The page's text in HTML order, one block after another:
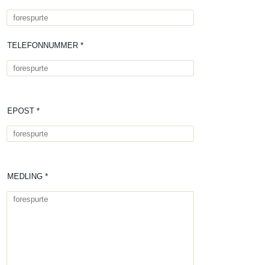
TELEFONNUMMER *
EPOST *
MEDLING *